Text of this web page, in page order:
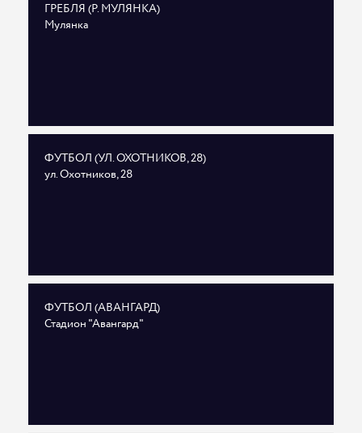
ГРЕБЛЯ (Р. МУЛЯНКА)
Мулянка
ФУТБОЛ (УЛ. ОХОТНИКОВ, 28)
ул. Охотников, 28
ФУТБОЛ (АВАНГАРД)
Стадион "Авангард"